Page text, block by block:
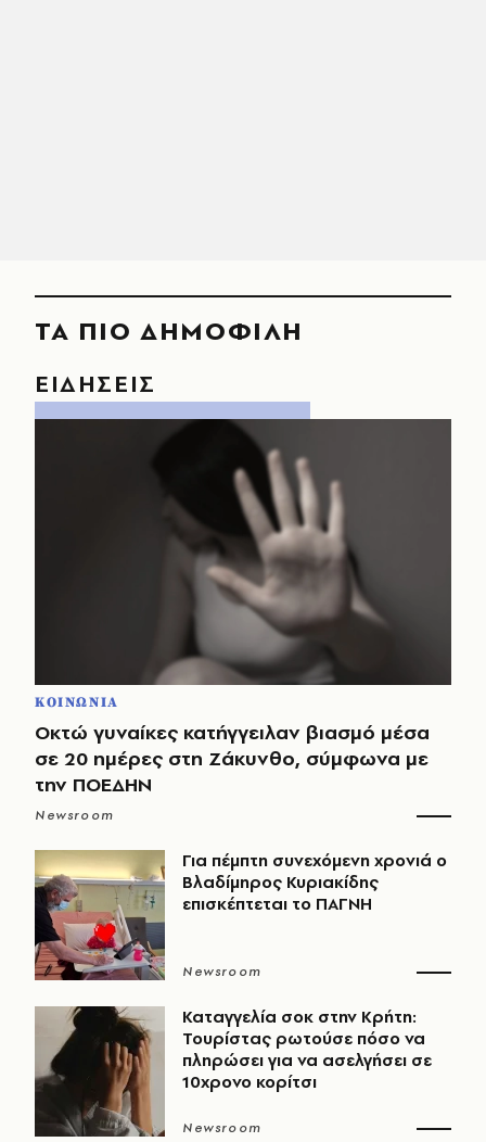
ΤΑ ΠΙΟ ΔΗΜΟΦΙΛΗ
ΕΙΔΗΣΕΙΣ
ΚΟΙΝΩΝΙΑ
Οκτώ γυναίκες κατήγγειλαν βιασμό μέσα
σε 20 ημέρες στη Ζάκυνθο, σύμφωνα με
την ΠΟΕΔΗΝ
Newsroom
Για πέμπτη συνεχόμενη χρονιά ο
Βλαδίμηρος Κυριακίδης
επισκέπτεται το ΠΑΓΝΗ
Newsroom
Καταγγελία σοκ στην Κρήτη:
Τουρίστας ρωτούσε πόσο να
πληρώσει για να ασελγήσει σε
10χρονο κορίτσι
Newsroom